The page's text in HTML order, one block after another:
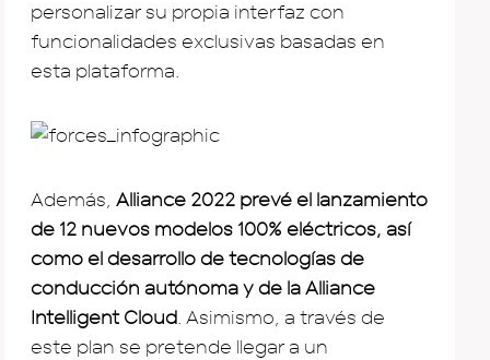
personalizar su propia interfaz con
funcionalidades exclusivas basadas en
esta plataforma.
Además, Alliance 2022 prevé el lanzamiento
de 12 nuevos modelos 100% eléctricos, así
como el desarrollo de tecnologías de
conducción autónoma y de la Alliance
Intelligent Cloud . Asimismo, a través de
este plan se pretende llegar a un